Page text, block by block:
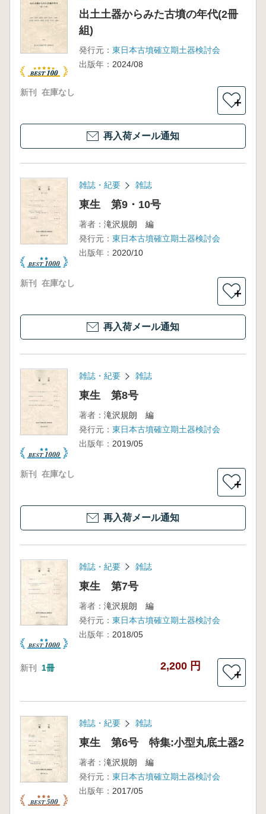
出土土器からみた古墳の年代(2冊
組)
発行元： 東日本古墳確立期土器検討会
出版年： 2024/08
新刊 在庫なし
＋
再入荷メール通知
雑誌・紀要 雑誌
東生 第9・10号
著者： 滝沢規朗 編
発行元： 東日本古墳確立期土器検討会
出版年： 2020/10
新刊 在庫なし
＋
再入荷メール通知
雑誌・紀要 雑誌
東生 第8号
著者： 滝沢規朗 編
発行元： 東日本古墳確立期土器検討会
出版年： 2019/05
新刊 在庫なし
＋
再入荷メール通知
雑誌・紀要 雑誌
東生 第7号
著者： 滝沢規朗 編
発行元： 東日本古墳確立期土器検討会
出版年： 2018/05
新刊 1冊 2,200 円
＋
雑誌・紀要 雑誌
東生 第6号 特集:小型丸底土器2
著者： 滝沢規朗 編
発行元： 東日本古墳確立期土器検討会
出版年： 2017/05